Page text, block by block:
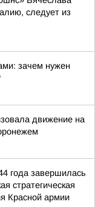
следует из
зачем нужен
движение на
года завершилась
стратегическая
Красной армии